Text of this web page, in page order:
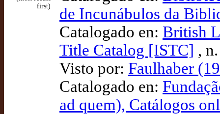
first)
de Incunábulos da
Catalogado en: British
Title Catalog [ISTC] ,
Visto por: Faulhaber
Catalogado en:
ad quem), Catálogos